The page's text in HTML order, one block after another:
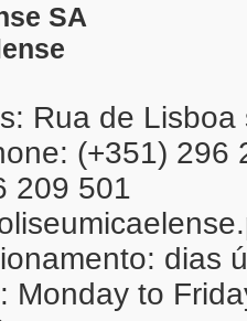
SA
Rua de
(+351) 296
209 501
dias
Monday to